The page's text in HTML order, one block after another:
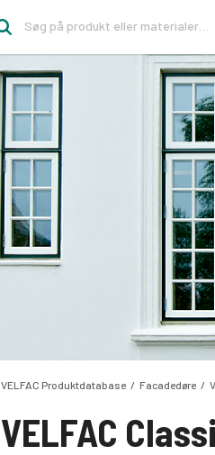
VELFAC Produktdatabase Facadedøre
VELFAC